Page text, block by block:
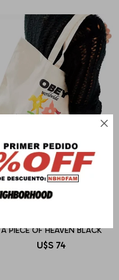

A PIECE OF HEAVEN BLACK
U$S 74